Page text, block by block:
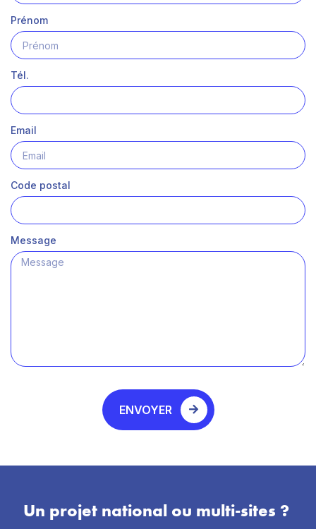
Prénom
Tél.
Email
Code postal
Message
ENVOYER
Un projet national ou multi-sites ?